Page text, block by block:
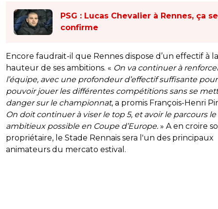
PSG : Lucas Chevalier à Rennes, ça se
confirme
Encore faudrait-il que Rennes dispose d’un effectif à la
hauteur de ses ambitions. « On va continuer à
l’équipe, avec une profondeur d’effectif suffisante pour
pouvoir jouer les différentes compétitions sans se
danger sur le championnat, a promis François-Henri
On doit continuer à viser le top 5, et avoir le parcours
ambitieux possible en Coupe d’Europe. » A en croire
propriétaire, le Stade Rennais sera l'un des principaux
animateurs du mercato estival.